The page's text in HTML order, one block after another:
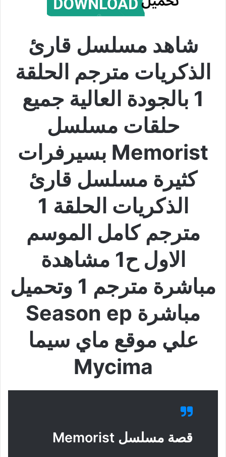
شاهد مسلسل قارئ
الذكريات مترجم الحلقة
1 بالجودة العالية جميع
حلقات مسلسل
Memorist بسيرفرات
كثيرة مسلسل قارئ
الذكريات الحلقة 1
مترجم كامل الموسم
الاول ح1 مشاهدة
مباشرة مترجم 1 وتحميل
مباشرة Season ep
علي موقع ماي سيما
Mycima
قصة مسلسل Memorist